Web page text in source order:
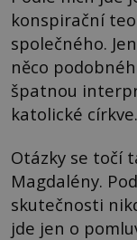
konspirační
společného.
něco
špatnou
katolické církve.
Otázky se točí
Magdalény.
skutečnosti
jde jen o